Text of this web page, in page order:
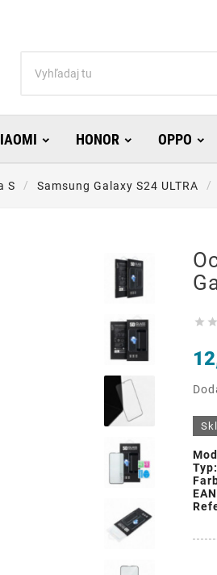
HONOR OPPO
S Samsung Galaxy S24 ULTRA
 
Typ: